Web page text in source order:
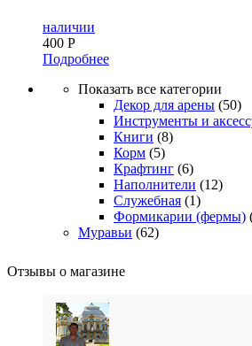
наличии
400 Р
Подробнее
Показать все категории
Декор для арены (50)
Инструменты и
Книги (8)
Корм (5)
Крафтинг (6)
Наполнители (12)
Служебная (1)
Формикарии (фермы)
Муравьи (62)
Отзывы о магазине